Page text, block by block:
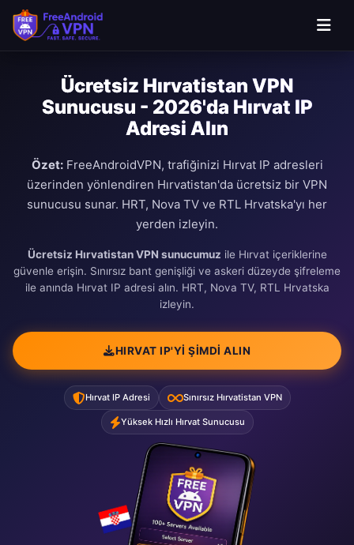
Ücretsiz Hırvatistan VPN
Sunucusu - 2026'da Hırvat IP
Adresi Alın
Özet:FreeAndroidVPN, trafiğinizi Hırvat IP adresleri
üzerinden yönlendiren Hırvatistan'da ücretsiz bir VPN
sunucusu sunar. HRT, Nova TV ve RTL Hrvatska'yı her
yerden izleyin.
Ücretsiz Hırvatistan VPN sunucumuz ile Hırvat içeriklerine
güvenle erişin. Sınırsız bant genişliği ve askeri düzeyde şifreleme
ile anında Hırvat IP adresi alın. HRT, Nova TV, RTL Hrvatska
izleyin.
HIRVAT IP'YI ŞIMDI ALIN
Hırvat IP Adresi Sınırsız Hırvatistan VPN
Yüksek Hızlı Hırvat Sunucusu